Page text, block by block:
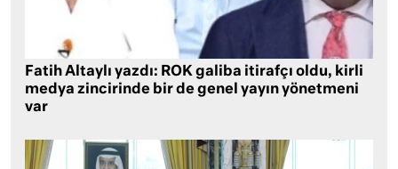
Fatih Altaylı yazdı: ROK galiba itirafçı oldu, kirli
medya zincirinde bir de genel yayın yönetmeni
var